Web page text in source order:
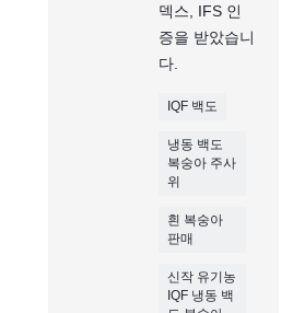
덱스, IFS 인
증을 받았습니
다.
IQF 백도
냉동 백도
복숭아 주사
위
흰 복숭아
판매
신작 유기농
IQF 냉동 백